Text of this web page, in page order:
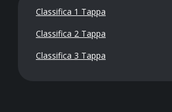
Classifica 1 Tappa
Classifica 2 Tappa
Classifica 3 Tappa